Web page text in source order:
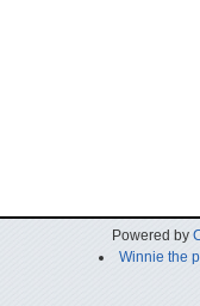
Powered by
Winnie the